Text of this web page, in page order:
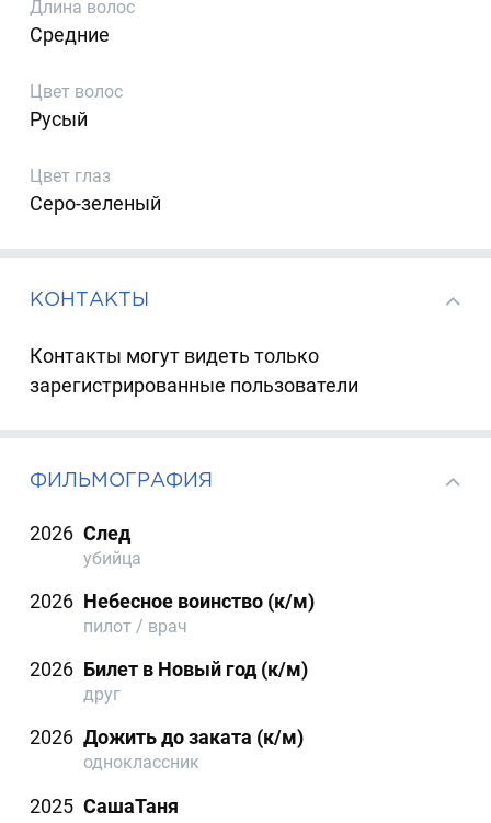
Длина волос
Средние
Цвет волос
Русый
Цвет глаз
Серо-зеленый
КОНТАКТЫ
Контакты могут видеть только
зарегистрированные пользователи
ФИЛЬМОГРАФИЯ
2026 След
убийца
2026 Небесное воинство (к/м)
пилот / врач
2026 Билет в Новый год (к/м)
друг
2026 Дожить до заката (к/м)
одноклассник
2025 СашаТаня